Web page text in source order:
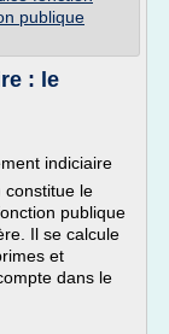
publique
: le
indiciaire
constitue le
publique
Il se calcule
et
dans le